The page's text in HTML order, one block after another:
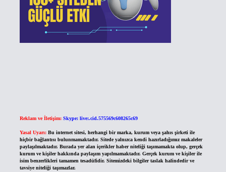
Reklam ve İletişim: Skype: live:.cid.575569c608265c69
Yasal Uyarı: Bu internet sitesi, herhangi bir marka, kurum veya şahıs şirketi ile
hiçbir bağlantısı bulunmamaktadır. Sitede yalnızca kendi hazırladığımız makaleler
paylaşılmaktadır. Burada yer alan içerikler haber niteliği taşımamakta olup, gerçek
kurum ve kişiler hakkında paylaşım yapılmamaktadır. Gerçek kurum ve kişiler ile
isim benzerlikleri tamamen tesadüfidir. Sitemizdeki bilgiler taslak halindedir ve
tavsiye niteliği taşımazlar.